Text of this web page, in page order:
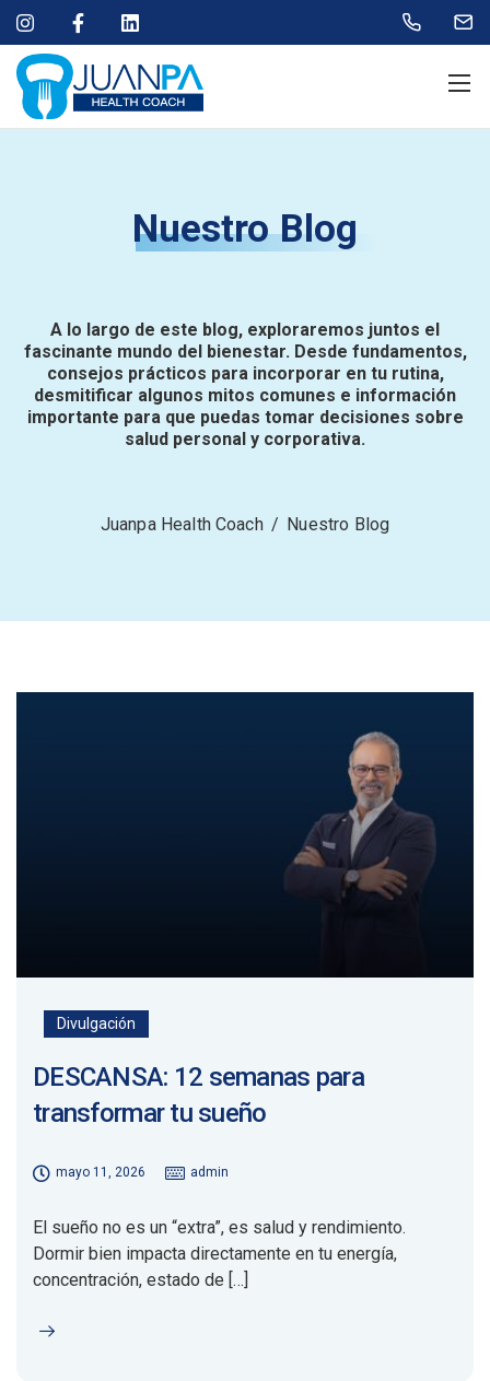
Nuestro Blog
A lo largo de este blog, exploraremos juntos el
fascinante mundo del bienestar. Desde fundamentos,
consejos prácticos para incorporar en tu rutina,
desmitificar algunos mitos comunes e información
importante para que puedas tomar decisiones sobre
salud personal y corporativa.
Juanpa Health Coach / Nuestro Blog
Divulgación
DESCANSA: 12 semanas para
transformar tu sueño
mayo 11, 2026 admin
El sueño no es un “extra”, es salud y rendimiento.
Dormir bien impacta directamente en tu energía,
concentración, estado de […]